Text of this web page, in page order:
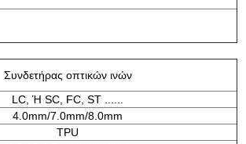
Συνδετήρας οπτικών ινών
LC, Ή SC, FC, ST ......
4.0mm/7.0mm/8.0mm
TPU